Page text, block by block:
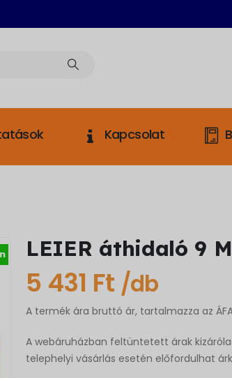
Kapcsolat
LEIER áthidaló 9
5 431 Ft /db
A termék ára bruttó ár, tartalmazza az
A webáruházban feltüntetett árak
telephelyi vásárlás esetén előfordulhat